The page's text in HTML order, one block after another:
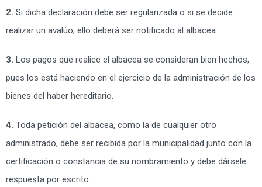
2. Si dicha declaración debe ser regularizada o si se decide
realizar un avalúo, ello deberá ser notificado al albacea.
3. Los pagos que realice el albacea se consideran bien hechos,
pues los está haciendo en el ejercicio de la administración de los
bienes del haber hereditario.
4. Toda petición del albacea, como la de cualquier otro
administrado, debe ser recibida por la municipalidad junto con la
certificación o constancia de su nombramiento y debe dársele
respuesta por escrito.